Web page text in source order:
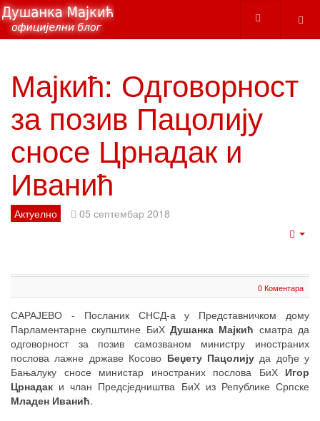
Мајкић: Одговорност
за позив Пацолију
сносе Црнадак и
Иванић
Актуелно 05 септембар 2018
0 Коментара
САРАЈЕВО - Посланик СНСД-а у Представничком дому
Парламентарне скупштине БиХ Душанка Мајкић сматра да
одговорност за позив самозваном министру иностраних
послова лажне државе Косово Беџету Пацолијуда дође у
Бањалуку сносе министар иностраних послова БиХ Игор
Црнадак и члан Предсједништва БиХ из Републике Српске
Младен Иванић.